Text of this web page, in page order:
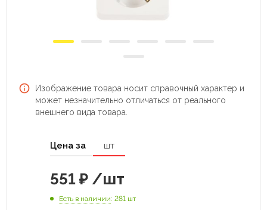
Изображение товара носит справочный характер и
может незначительно отличаться от реального
внешнего вида товара.
Цена за шт
551 ₽ /шт
Есть в наличии: 281 шт